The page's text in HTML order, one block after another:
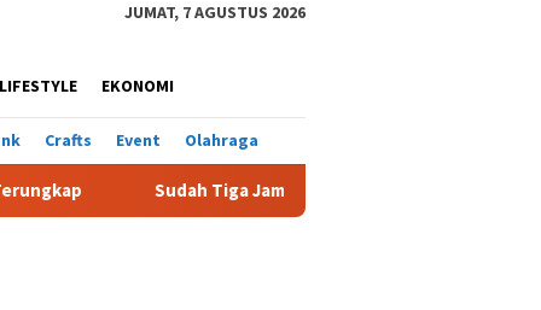
JUMAT, 7 AGUSTUS 2026
LIFESTYLE EKONOMI
Crafts Event Olahraga
Tiga Jam Lebih Eks Jampidsus Febrie Adriansyah Masih